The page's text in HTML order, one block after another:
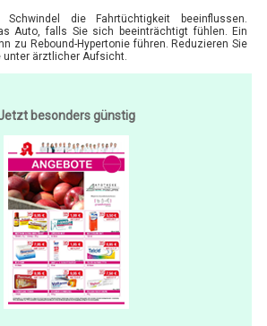
die Fahrtüchtigkeit beeinflussen.
Auto, falls Sie sich beeinträchtigt fühlen. Ein
zu Rebound-Hypertonie führen. Reduzieren Sie
ärztlicher Aufsicht.
besonders günstig